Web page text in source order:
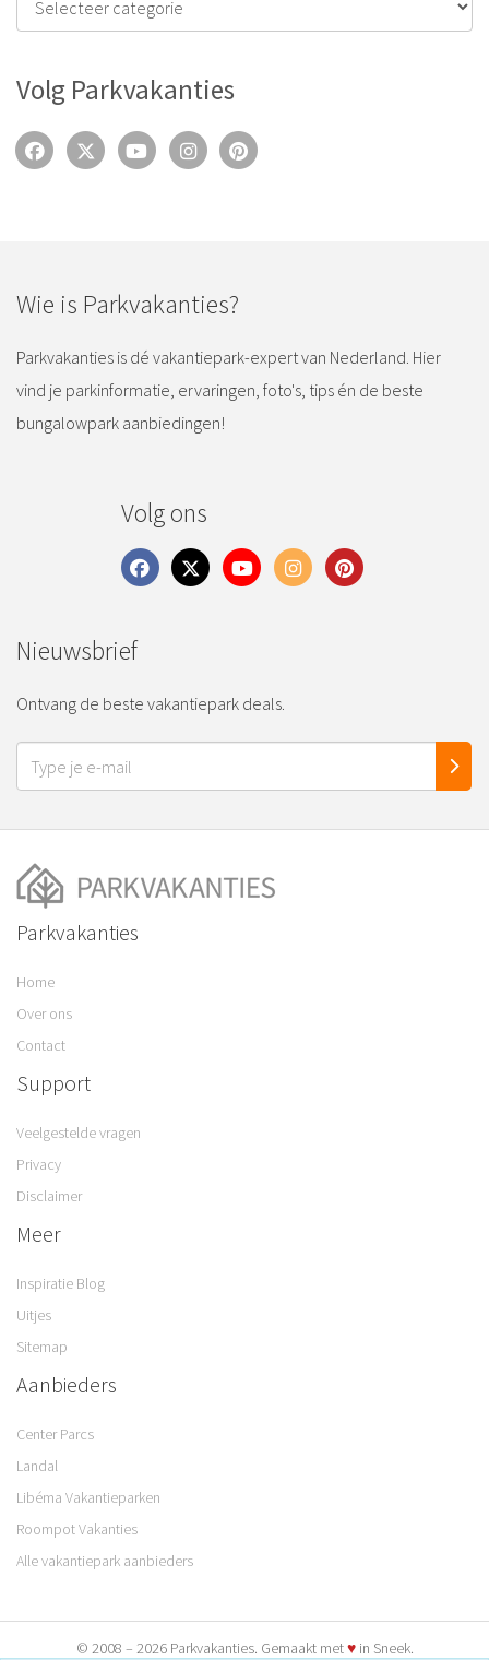
Volg Parkvakanties
Wie is Parkvakanties?
Parkvakanties is dé vakantiepark-expert van Nederland. Hier
vind je parkinformatie, ervaringen, foto's, tips én de beste
bungalowpark aanbiedingen!
Volg ons
Nieuwsbrief
Ontvang de beste vakantiepark deals.
Parkvakanties
Home
Over ons
Contact
Support
Veelgestelde vragen
Privacy
Disclaimer
Meer
Inspiratie Blog
Uitjes
Sitemap
Aanbieders
Center Parcs
Landal
Libéma Vakantieparken
Roompot Vakanties
Alle vakantiepark aanbieders
© 2008 – 2026 Parkvakanties. Gemaakt met♥in Sneek.